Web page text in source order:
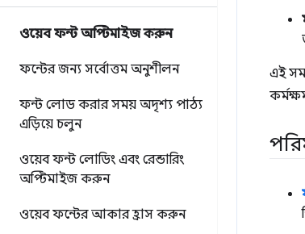
ওয়েব ফন্ট অপ্টিমাইজ করুন
ফন্টের জন্য সর্বোত্তম অনুশীলন
ফন্ট লোড করার সময় অদৃশ্য পাঠ্য
এড়িয়ে চলুন
ওয়েব ফন্ট লোডিং এবং রেন্ডারিং
অপ্টিমাইজ করুন
ওয়েব ফন্টের আকার হ্রাস করুন
এই